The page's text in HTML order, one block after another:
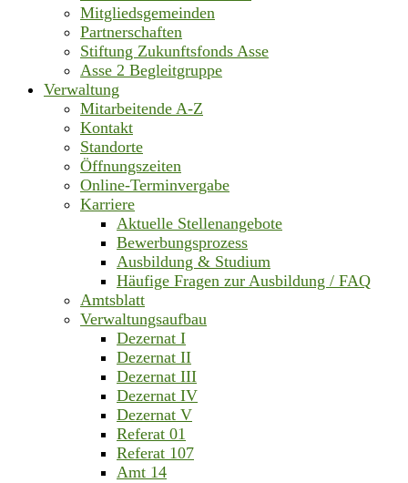
Mitgliedsgemeinden
Partnerschaften
Stiftung Zukunftsfonds Asse
Asse 2 Begleitgruppe
Verwaltung
Mitarbeitende A-Z
Kontakt
Standorte
Öffnungszeiten
Online-Terminvergabe
Karriere
Aktuelle Stellenangebote
Bewerbungsprozess
Ausbildung & Studium
Häufige Fragen zur Ausbildung / FAQ
Amtsblatt
Verwaltungsaufbau
Dezernat I
Dezernat II
Dezernat III
Dezernat IV
Dezernat V
Referat 01
Referat 107
Amt 14